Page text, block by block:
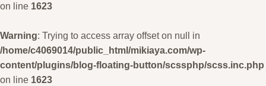
on line 1623
Warning: Trying to access array offset on null in
/home/c4069014/public_html/mikiaya.com/wp-
content/plugins/blog-floating-button/scssphp/scss.inc.php
on line 1623